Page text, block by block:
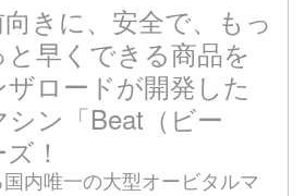
きに、安全で、もっ
早くできる商品を
ロードが開発した
ン「Beat（ビー
！
内唯一の大型オービタルマ